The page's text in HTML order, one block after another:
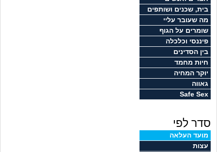
בית, שכנים ושותפים
מה שעובר עליי
שומרים על הגוף
פיננסי וכלכלה
בין הסדינים
חיות מחמד
יוקר המחיה
גאווה
Safe Sex
סדר לפי
מועד העלאה
עצות